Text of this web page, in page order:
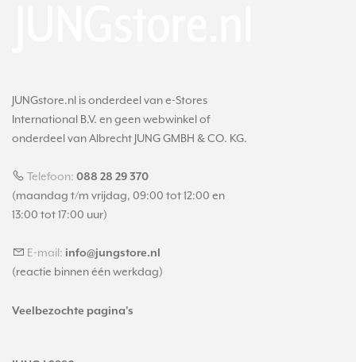
JUNGstore.nl is onderdeel van e-Stores
International B.V. en geen webwinkel of
onderdeel van Albrecht JUNG GMBH & CO. KG.
Telefoon: 088 28 29 370
(maandag t/m vrijdag, 09:00 tot 12:00 en
13:00 tot 17:00 uur)
E-mail: info@jungstore.nl
(reactie binnen één werkdag)
Veelbezochte pagina's